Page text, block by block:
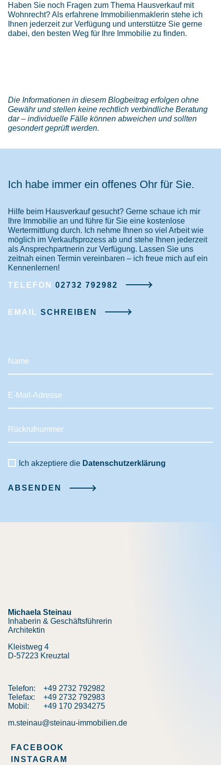
Haben Sie noch Fragen zum Thema Hausverkauf mit
Wohnrecht? Als erfahrene Immobilienmaklerin stehe ich
Ihnen jederzeit zur Verfügung und unterstütze Sie gerne
dabei, den besten Weg für Ihre Immobilie zu finden.
Die Informationen in diesem Blogbeitrag erfolgen ohne
Gewähr und stellen keine rechtlich verbindliche Beratung
dar – individuelle Fälle können abweichen und sollten
gesondert geprüft werden.
Ich habe immer ein offenes Ohr für Sie.
Hilfe beim Hausverkauf gesucht? Gerne schaue ich mir
Ihre Immobilie an und führe für Sie eine kostenlose
Wertermittlung durch. Ich nehme Ihnen so viel Arbeit wie
möglich im Verkaufsprozess ab und stehe Ihnen jederzeit
als Ansprechpartnerin zur Verfügung. Lassen Sie uns
zeitnah einen Termin vereinbaren – ich freue mich auf ein
Kennenlernen!
TELEFON 02732 792982
EMAIL SCHREIBEN
Ich akzeptiere die Datenschutzerklärung
ABSENDEN
Michaela Steinau
Inhaberin & Geschäftsführerin
Architektin
Kleistweg 4
D-57223 Kreuztal
Telefon:
+49 2732 792982
Telefax:
+49 2732 792983
Mobil:
+49 170 2934275
m.steinau@steinau-immobilien.de
FACEBOOK
INSTAGRAM